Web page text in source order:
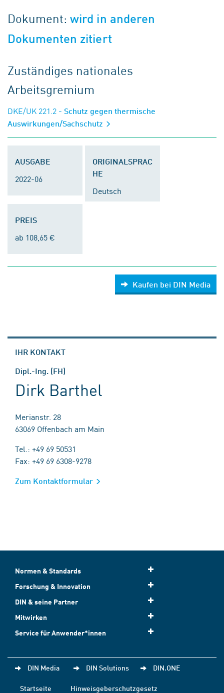
Dokument:wird in anderen
Dokumenten zitiert
Zuständiges nationales
Arbeitsgremium
DKE/UK 221.2 - Schutz gegen thermische
Auswirkungen/Sachschutz
AUSGABE
2022-06
ORIGINALSPRAC
HE
Deutsch
PREIS
ab 108,65 €
Kaufen bei DIN Media
IHR KONTAKT
Dipl.-Ing. (FH)
Dirk Barthel
Merianstr. 28
63069 Offenbach am Main
Tel.: +49 69 50531
Fax: +49 69 6308-9278
Zum Kontaktformular
Normen & Standards
Forschung & Innovation
DIN & seine Partner
Mitwirken
Service für Anwender*innen
DIN Media DIN Solutions DIN.ONE
Startseite
Hinweisgeberschutzgesetz